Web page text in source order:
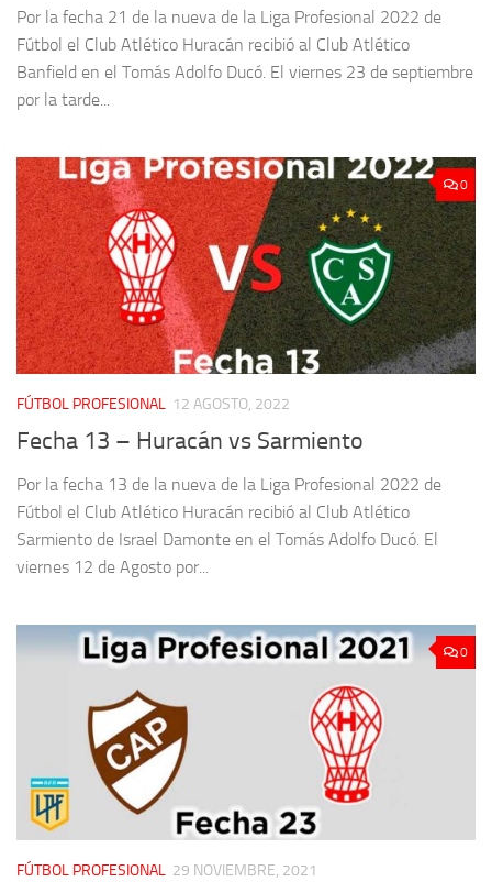
Por la fecha 21 de la nueva de la Liga Profesional 2022 de
Fútbol el Club Atlético Huracán recibió al Club Atlético
Banfield en el Tomás Adolfo Ducó. El viernes 23 de septiembre
por la tarde...
0
FÚTBOL PROFESIONAL 12 AGOSTO, 2022
Fecha 13 – Huracán vs Sarmiento
Por la fecha 13 de la nueva de la Liga Profesional 2022 de
Fútbol el Club Atlético Huracán recibió al Club Atlético
Sarmiento de Israel Damonte en el Tomás Adolfo Ducó. El
viernes 12 de Agosto por...
0
FÚTBOL PROFESIONAL 29 NOVIEMBRE, 2021